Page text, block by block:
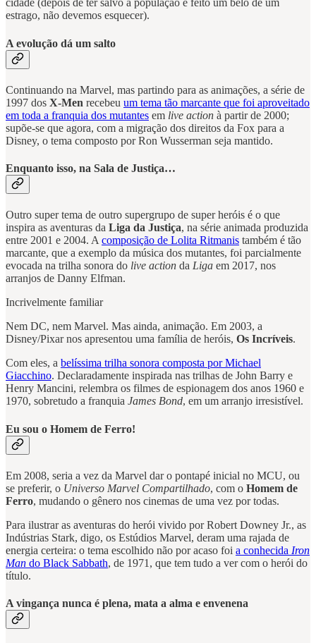
cidade (depois de ter salvo a população e feito um belo de um
estrago, não devemos esquecer).
A evolução dá um salto
Continuando na Marvel, mas partindo para as animações, a série de
1997 dos X-Men recebeu um tema tão marcante que foi aproveitado
em toda a franquia dos mutantes em live action à partir de 2000;
supõe-se que agora, com a migração dos direitos da Fox para a
Disney, o tema composto por Ron Wusserman seja mantido.
Enquanto isso, na Sala de Justiça…
Outro super tema de outro supergrupo de super heróis é o que
inspira as aventuras da Liga da Justiça, na série animada produzida
entre 2001 e 2004. Acomposição de Lolita Ritmanis também é tão
marcante, que a exemplo da música dos mutantes, foi parcialmente
evocada na trilha sonora do live action da Liga em 2017, nos
arranjos de Danny Elfman.
Incrivelmente familiar
Nem DC, nem Marvel. Mas ainda, animação. Em 2003, a
Disney/Pixar nos apresentou uma família de heróis, Os Incríveis.
Com eles, a belíssima trilha sonora composta por Michael
Giacchino. Declaradamente inspirada nas trilhas de John Barry e
Henry Mancini, relembra os filmes de espionagem dos anos 1960 e
1970, sobretudo a franquia James Bond, em um arranjo irresistível.
Eu sou o Homem de Ferro!
Em 2008, seria a vez da Marvel dar o pontapé inicial no MCU, ou
se preferir, o Universo Marvel Compartilhado, com o Homem de
Ferro, mudando o gênero nos cinemas de uma vez por todas.
Para ilustrar as aventuras do herói vivido por Robert Downey Jr., as
Indústrias Stark, digo, os Estúdios Marvel, deram uma rajada de
energia certeira: o tema escolhido não por acaso foi a conhecida Iron
Man do Black Sabbath, de 1971, que tem tudo a ver com o herói do
título.
A vingança nunca é plena, mata a alma e envenena